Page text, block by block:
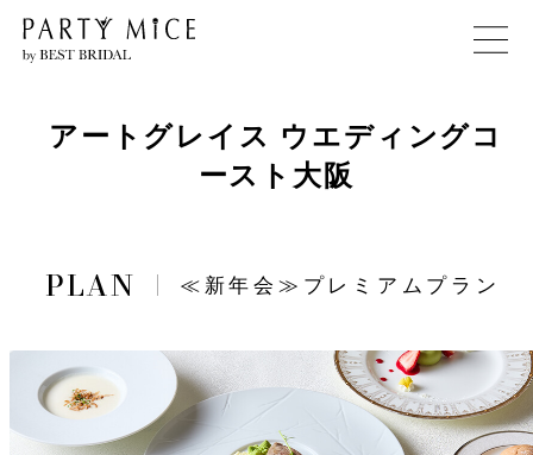
アートグレイス ウエディングコ
ースト大阪
≪新年会≫プレミアムプラン